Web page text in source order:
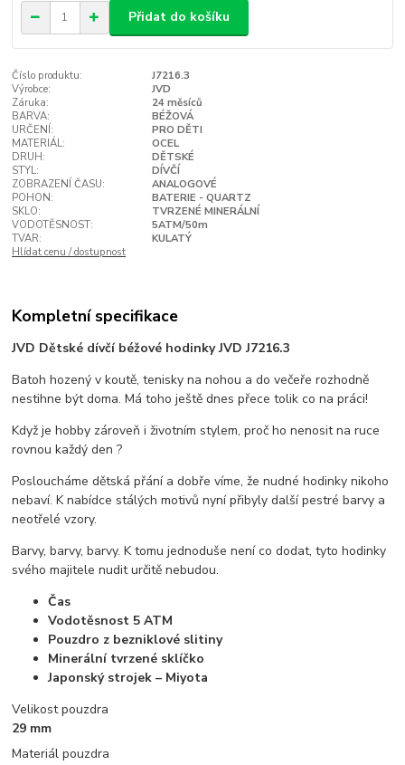
Přidat do košíku
Číslo produktu:
J7216.3
Výrobce:
JVD
Záruka:
24 měsíců
BARVA:
BÉŽOVÁ
URČENÍ:
PRO DĚTI
MATERIÁL:
OCEL
DRUH:
DĚTSKÉ
STYL:
DÍVČÍ
ZOBRAZENÍ ČASU:
ANALOGOVÉ
POHON:
BATERIE - QUARTZ
SKLO:
TVRZENÉ MINERÁLNÍ
VODOTĚSNOST:
5ATM/50m
TVAR:
KULATÝ
Hlídat cenu / dostupnost
Kompletní specifikace
JVD Dětské dívčí béžové hodinky JVD J7216.3
Batoh hozený v koutě, tenisky na nohou a do večeře rozhodně
nestihne být doma. Má toho ještě dnes přece tolik co na práci!
Když je hobby zároveň i životním stylem, proč ho nenosit na ruce
rovnou každý den ?
Posloucháme dětská přání a dobře víme, že nudné hodinky nikoho
nebaví. K nabídce stálých motivů nyní přibyly další pestré barvy a
neotřelé vzory.
Barvy, barvy, barvy. K tomu jednoduše není co dodat, tyto hodinky
svého majitele nudit určitě nebudou.
Čas
Vodotěsnost 5 ATM
Pouzdro z bezniklové slitiny
Minerální tvrzené sklíčko
Japonský strojek – Miyota
Velikost pouzdra
29 mm
Materiál pouzdra